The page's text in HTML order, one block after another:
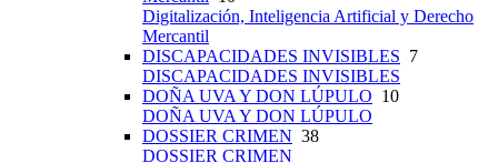
Digitalización, Inteligencia Artificial y Derecho
Mercantil
DISCAPACIDADES INVISIBLES 7
DISCAPACIDADES INVISIBLES
DOÑA UVA Y DON LÚPULO 10
DOÑA UVA Y DON LÚPULO
DOSSIER CRIMEN 38
DOSSIER CRIMEN